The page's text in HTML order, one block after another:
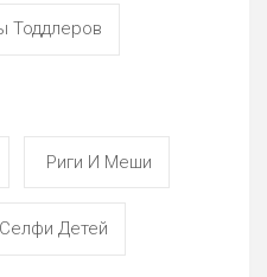
Тоддлеров
Риги И Меши
Селфи Детей